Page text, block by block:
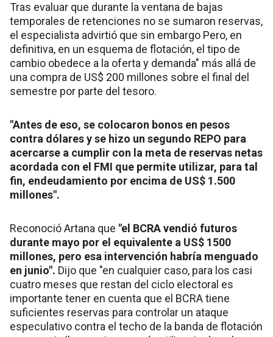
Tras evaluar que durante la ventana de bajas
temporales de retenciones no se sumaron reservas,
el especialista advirtió que sin embargo Pero, en
definitiva, en un esquema de flotación, el tipo de
cambio obedece a la oferta y demanda" más allá de
una compra de US$ 200 millones sobre el final del
semestre por parte del tesoro.
"Antes de eso, se colocaron bonos en pesos
contra dólares y se hizo un segundo REPO para
acercarse a cumplir con la meta de reservas netas
acordada con el FMI que permite utilizar, para tal
fin, endeudamiento por encima de US$ 1.500
millones".
Reconoció Artana que "el BCRA vendió futuros
durante mayo por el equivalente a US$ 1500
millones, pero esa intervención habría menguado
en junio". Dijo que "en cualquier caso, para los casi
cuatro meses que restan del ciclo electoral es
importante tener en cuenta que el BCRA tiene
suficientes reservas para controlar un ataque
especulativo contra el techo de la banda de flotación